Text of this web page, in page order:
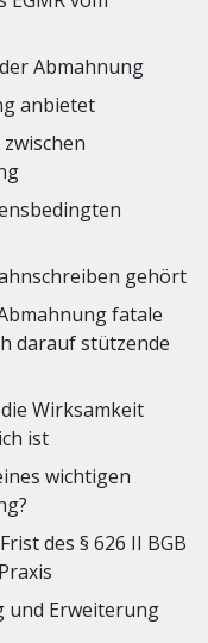
Abmahnung
anbietet
gehört
fatale
darauf stützende
Wirksamkeit
ist
wichtigen
des § 626 II BGB
und Erweiterung